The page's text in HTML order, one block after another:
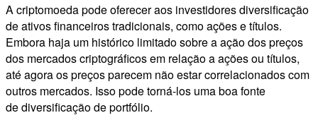
A criptomoeda pode oferecer aos investidores diversificação
de ativos financeiros tradicionais, como ações e títulos.
Embora haja um histórico limitado sobre a ação dos preços
dos mercados criptográficos em relação a ações ou títulos,
até agora os preços parecem não estar correlacionados com
outros mercados. Isso pode torná-los uma boa fonte
de diversificação de portfólio.